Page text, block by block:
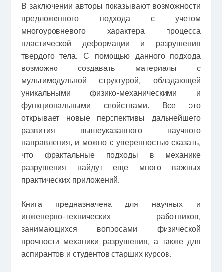
В заключении авторы показывают возможности
предложенного подхода с учетом
многоуровневого характера процесса
пластической деформации и разрушения
твердого тела. С помощью данного подхода
возможно создавать материалы с
мультимодульной структурой, обладающей
уникальными физико-механическими и
функциональными свойствами. Все это
открывает новые перспективы дальнейшего
развития вышеуказанного научного
направления, и можно с уверенностью сказать,
что фрактальные подходы в механике
разрушения найдут еще много важных
практических приложений.
Книга предназначена для научных и
инженерно-технических работников,
занимающихся вопросами физической
прочности механики разрушения, а также для
аспирантов и студентов старших курсов.